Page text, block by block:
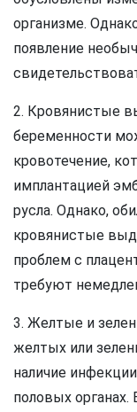
организме.
появление
2. Кровянистые
беременности
кровотечение,
имплантацией
русла. Однако,
кровянистые
проблем с
требуют
3. Желтые и
желтых или
наличие
половых